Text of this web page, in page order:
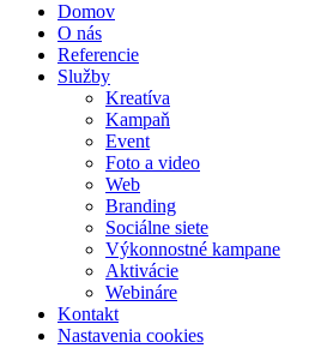
Domov
O nás
Referencie
Služby
Kreatíva
Kampaň
Event
Foto a video
Web
Branding
Sociálne siete
Výkonnostné kampane
Aktivácie
Webináre
Kontakt
Nastavenia cookies